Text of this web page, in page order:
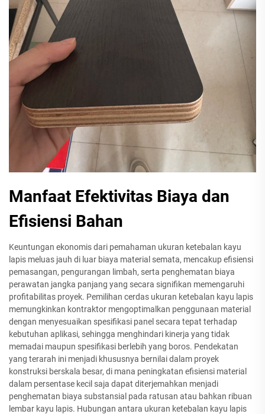
Manfaat Efektivitas Biaya dan
Efisiensi Bahan
Keuntungan ekonomis dari pemahaman ukuran ketebalan kayu
lapis meluas jauh di luar biaya material semata, mencakup efisiensi
pemasangan, pengurangan limbah, serta penghematan biaya
perawatan jangka panjang yang secara signifikan memengaruhi
profitabilitas proyek. Pemilihan cerdas ukuran ketebalan kayu lapis
memungkinkan kontraktor mengoptimalkan penggunaan material
dengan menyesuaikan spesifikasi panel secara tepat terhadap
kebutuhan aplikasi, sehingga menghindari kinerja yang tidak
memadai maupun spesifikasi berlebih yang boros. Pendekatan
yang terarah ini menjadi khususnya bernilai dalam proyek
konstruksi berskala besar, di mana peningkatan efisiensi material
dalam persentase kecil saja dapat diterjemahkan menjadi
penghematan biaya substansial pada ratusan atau bahkan ribuan
lembar kayu lapis. Hubungan antara ukuran ketebalan kayu lapis